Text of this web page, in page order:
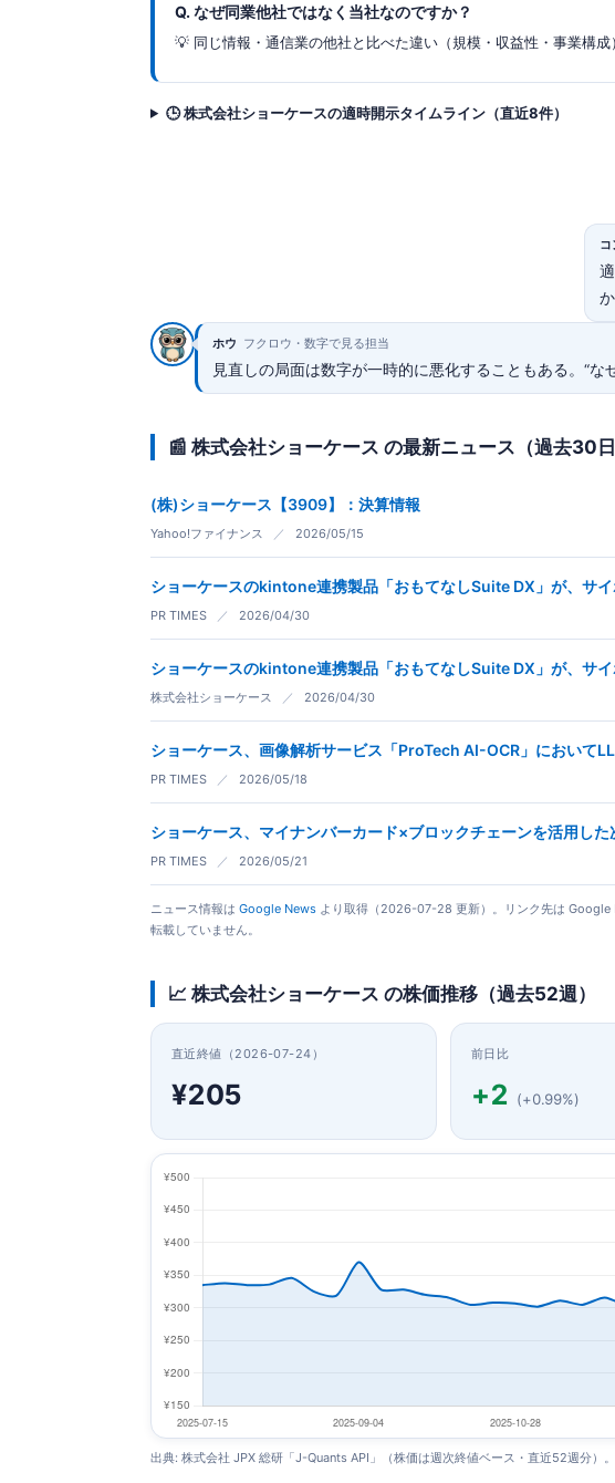
Q. なぜ同業他社ではなく当社なのですか？
💡 同じ情報・通信業の他社と比べた違い（規模・収益性・事業構
🕒 株式会社ショーケースの適時開示タイムライン（直近8件）
コ
ホウ フクロウ・数字で見る担当
見直しの局面は数字が一時的に悪化することもある。“な
📰 株式会社ショーケース の最新ニュース（過去30日
(株)ショーケース【3909】：決算情報
Yahoo!ファイナンス ／ 2026/05/15
ショーケースのkintone連携製品「おもてなしSuite DX」が、サ
PR TIMES ／ 2026/04/30
ショーケースのkintone連携製品「おもてなしSuite DX」が、サ
株式会社ショーケース ／ 2026/04/30
ショーケース、画像解析サービス「ProTech AI-OCR」において
PR TIMES ／ 2026/05/18
ショーケース、マイナンバーカード×ブロックチェーンを活用し
PR TIMES ／ 2026/05/21
ニュース情報は Google News より取得（2026-07-28 更新）。リンク先は Google
転載していません。
📈 株式会社ショーケース の株価推移（過去52週）
直近終値（2026-07-24）
¥205
前日比
+2 (+0.99%)
出典: 株式会社 JPX 総研「J-Quants API」（株価は週次終値ベース・直近52週分）